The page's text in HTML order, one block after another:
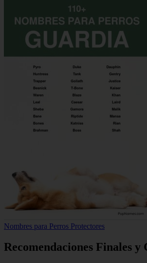
Nombres para Perros Protectores
Recomendaciones Finales y